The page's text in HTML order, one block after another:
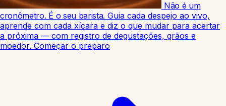
Não é um
cronômetro. É o seu barista. Guia cada despejo ao vivo,
aprende com cada xícara e diz o que mudar para acertar
a próxima — com registro de degustações, grãos e
moedor. Começar o preparo